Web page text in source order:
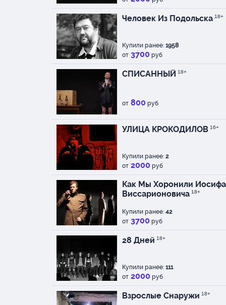
этот спектакль,
Мы благодарим
факультет МШНК
которые также
Актеры: Марина
Алексей Губкин,
Человек Из Подольска 18+
Купили ранее: 1958
от 3700 руб
СПИСАННЫЙ 18+
от 800 руб
УЛИЦА КРОКОДИЛОВ 16+
Купили ранее: 2
от 2000 руб
Как Мы Хоронили Иосифа
Виссарионовича 18+
Купили ранее: 42
от 3700 руб
28 Дней 18+
Купили ранее: 111
от 2000 руб
Взрослые Снаружи 18+